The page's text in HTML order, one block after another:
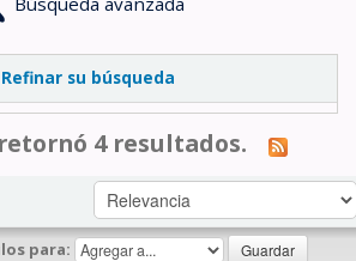
Refinar su búsqueda
4 resultados.
para: